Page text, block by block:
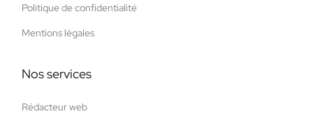
Politique de confidentialité
Mentions légales
Nos services
Rédacteur web